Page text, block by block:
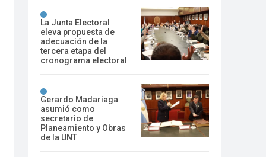
La Junta Electoral
eleva propuesta de
adecuación de la
tercera etapa del
cronograma electoral
Gerardo Madariaga
asumió como
secretario de
Planeamiento y Obras
de la UNT